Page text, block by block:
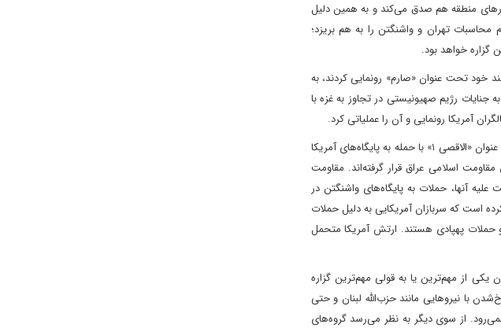
منطقه هم صدق می‌کند و به همین دلیل
تهران و واشنگتن را به هم بریزد؛
گزاره خواهد بود.
خود تحت عنوان «صارم» رونمایی کردند، به
جنایات رژیم صهیونیستی در تجاوز به غزه با
آمریکا رونمایی و آن را عملیاتی کرد.
به نقل از سایت شبکه روسیا‌الیوم، مقاومت عراق سه‌شنبه هفته گذشته نیز برای اولین‌بار از موشک میان‌برد خود تحت عنوان «الاقصی ۱» با حمله به پایگاه‌های آمریکا
اسلامی عراق قرار گرفته‌اند. مقاومت
آنها، حملات به پایگاه‌های واشنگتن در
است که سربازان آمریکایی به دلیل حملات
و حملات پهپادی هستند. ارتش آمریکا متحمل
از مهم‌ترین یا به قولی مهم‌ترین گزاره
با نیروهایی مانند حزب‌الله لبنان و حتی
از سوی دیگر به نظر می‌رسد گروه‌های